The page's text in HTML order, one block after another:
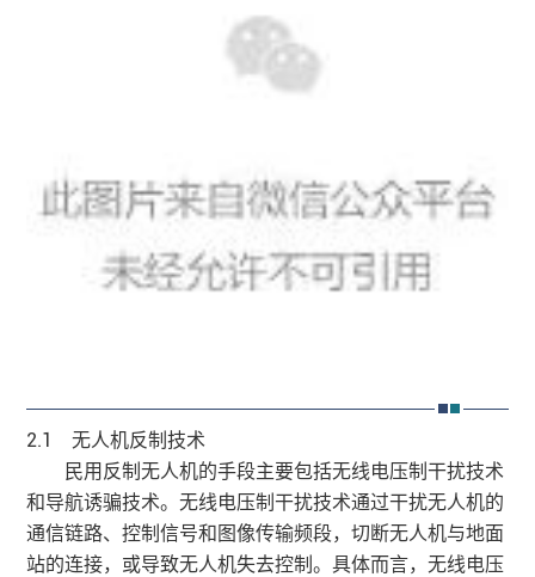
2.1 无人机反制技术
民用反制无人机的手段主要包括无线电压制干扰技术
和导航诱骗技术。无线电压制干扰技术通过干扰无人机的
通信链路、控制信号和图像传输频段，切断无人机与地面
站的连接，或导致无人机失去控制。具体而言，无线电压